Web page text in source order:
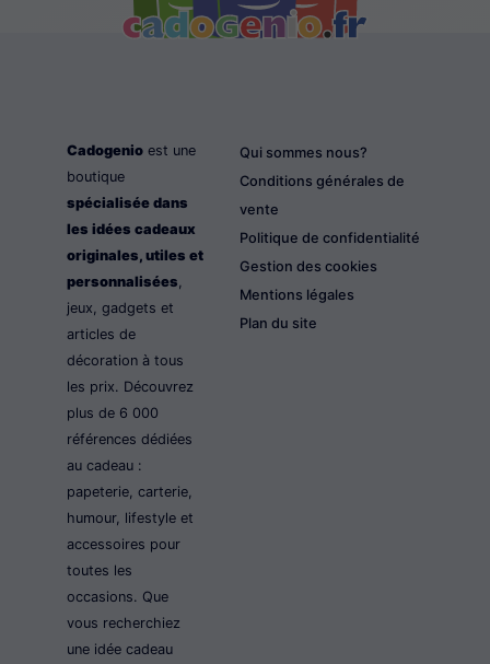
Cadogenio est une
boutique
spécialisée dans
les idées cadeaux
originales, utiles et
personnalisées,
jeux, gadgets et
articles de
décoration à tous
les prix. Découvrez
plus de 6 000
références dédiées
au cadeau :
papeterie, carterie,
humour, lifestyle et
accessoires pour
toutes les
occasions. Que
vous recherchiez
une idée cadeau
Qui sommes nous?
Conditions générales de
vente
Politique de confidentialité
Gestion des cookies
Mentions légales
Plan du site